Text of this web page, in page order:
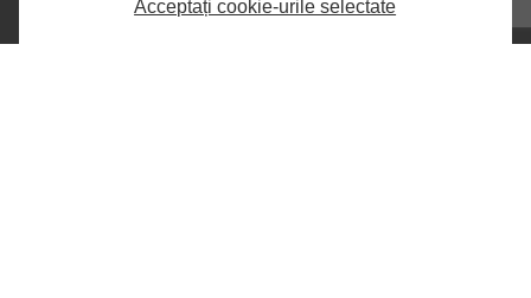
Acceptați cookie-urile selectate